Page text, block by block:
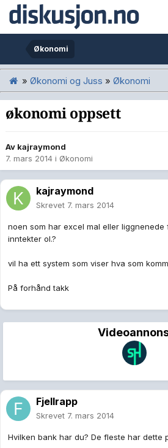
Økonomi
» Økonomi og Juss » Økonomi
økonomi oppsett
Av kajraymond
7. mars 2014 i Økonomi
kajraymond
Skrevet 7. mars 2014
noen som har excel mal eller
inntekter ol.?
vil ha ett system som viser hva som
På forhånd takk
Fjellrapp
Skrevet 7. mars 2014
Hvilken bank har du? De fleste har dette